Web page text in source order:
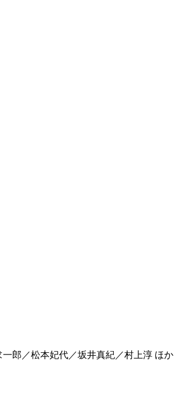
郎／松本妃代／坂井真紀／村上淳 ほか